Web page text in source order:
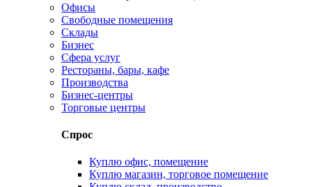
Офисы
Свободные помещения
Склады
Бизнес
Сфера услуг
Рестораны, бары, кафе
Производства
Бизнес-центры
Торговые центры
Спрос
Куплю офис, помещение
Куплю магазин, торговое помещение